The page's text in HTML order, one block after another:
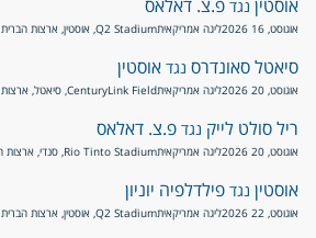
אוסטין נגד פ.צ. דאלאס
אוגוסט, 16 2026 ליגה אמריקאיתQ2 Stadium, אוסטין, ארצות הברית
סיאטל סאונדרס נגד אוסטין
אוגוסט, 20 2026 ליגה אמריקאיתCenturyLink Field, סיאטל, ארצות הברית
ריל סולט לייק נגד פ.צ. דאלאס
אוגוסט, 20 2026 ליגה אמריקאיתRio Tinto Stadium, סנדי, ארצות הברית
אוסטין נגד פילדלפיה יוניון
אוגוסט, 22 2026 ליגה אמריקאיתQ2 Stadium, אוסטין, ארצות הברית